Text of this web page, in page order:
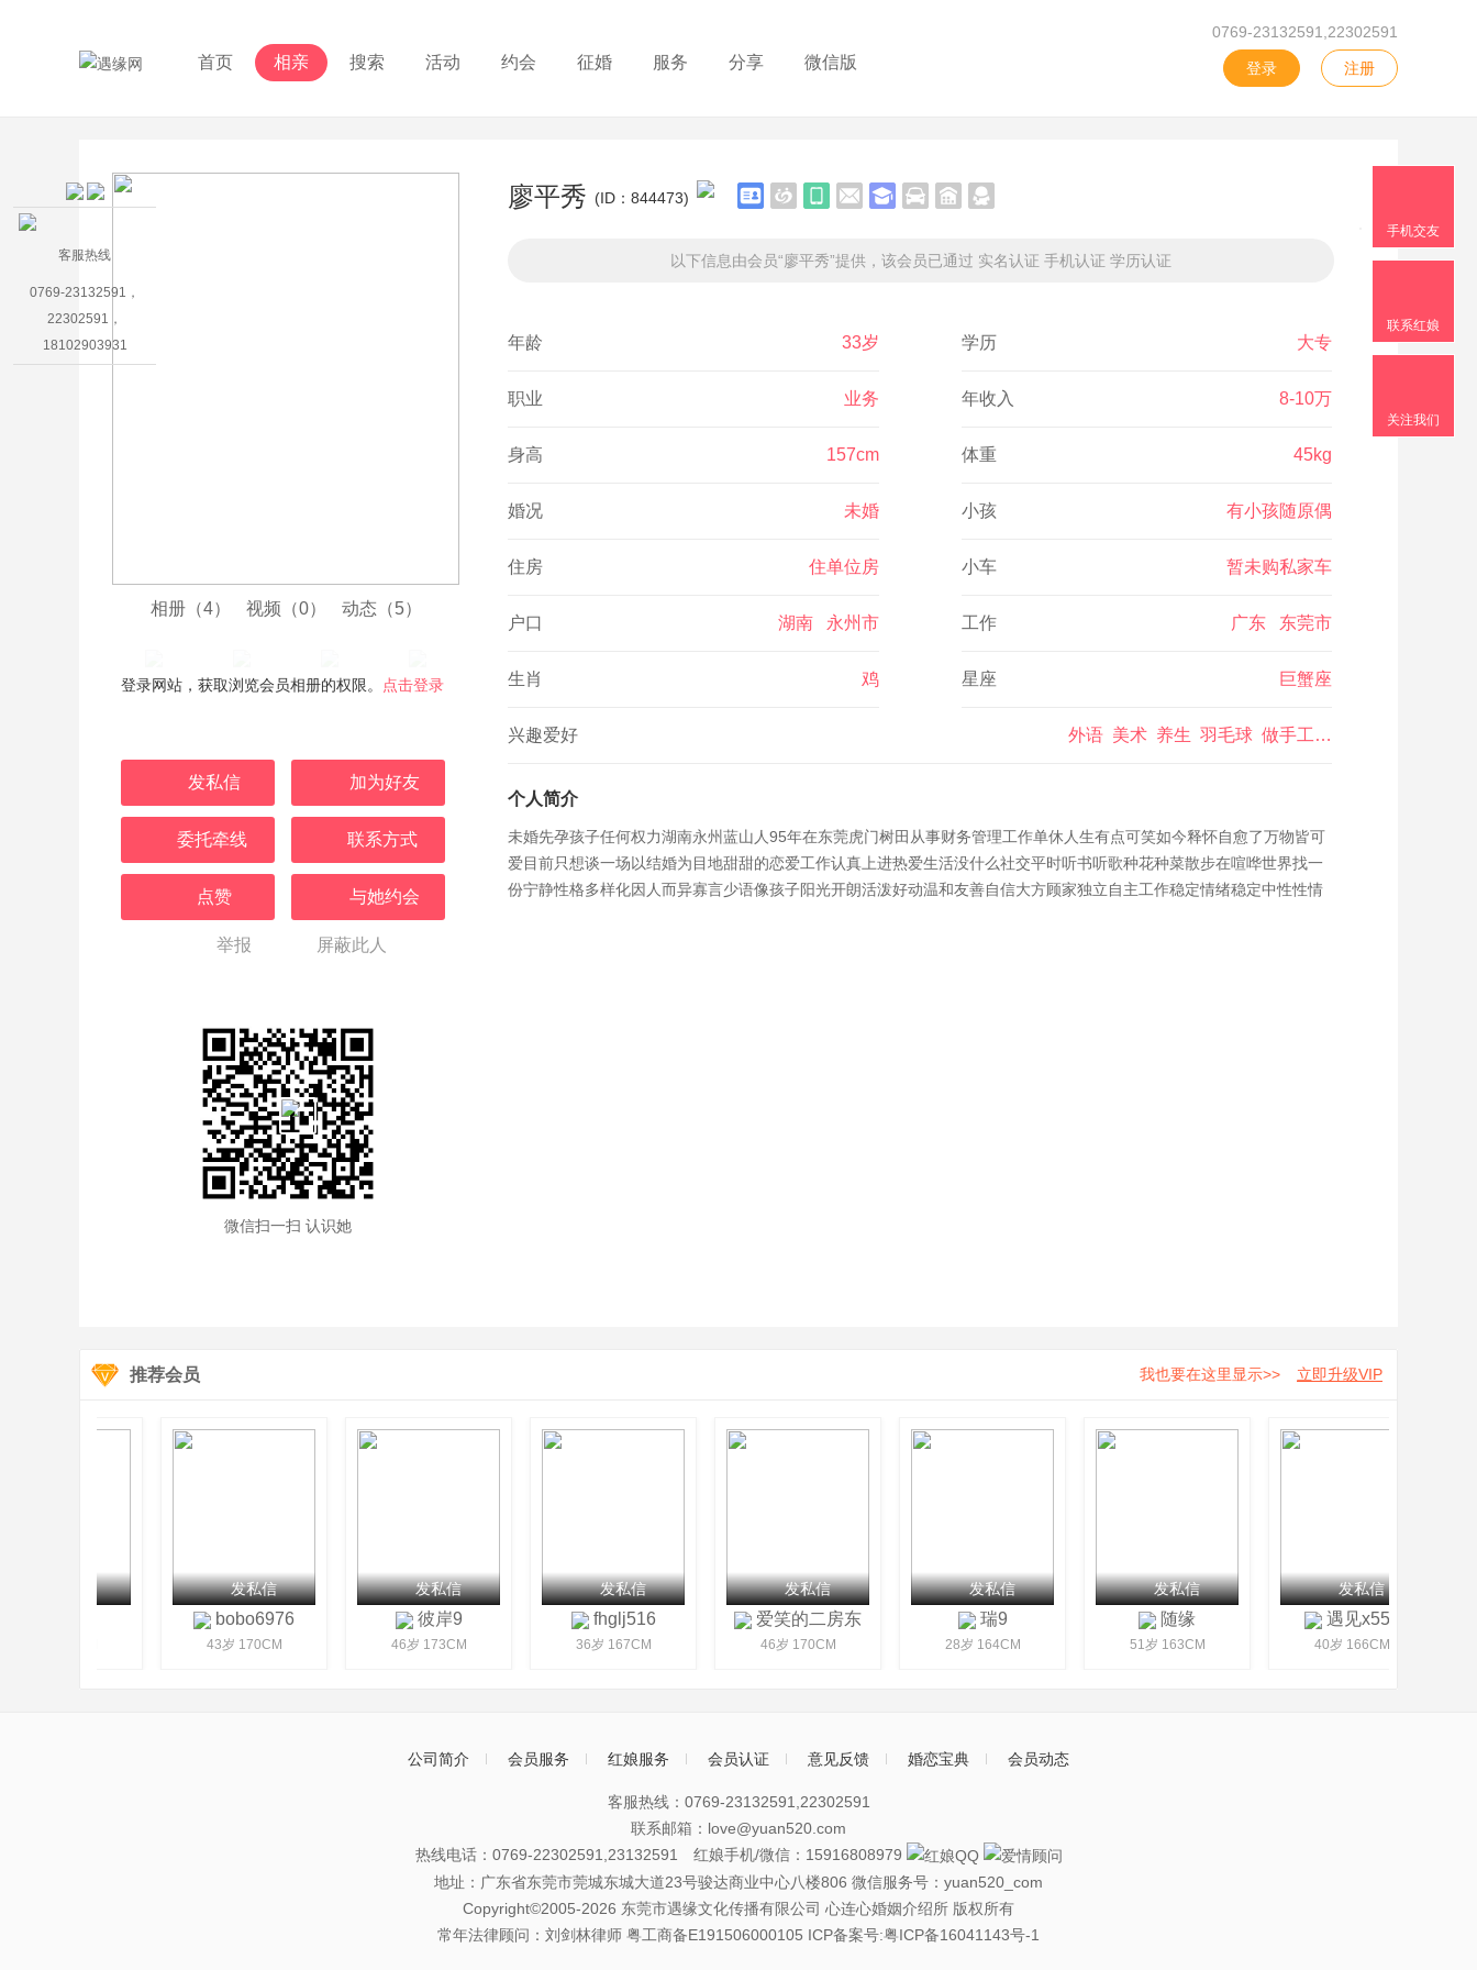
首页 相亲 搜索 活动 约会 征婚 服务 分享 微信版
0769-23132591,22302591
登录 注册
相册（4） 视频（0） 动态（5）
登录网站，获取浏览会员相册的权限。 点击登录
发私信 加为好友
委托牵线 联系方式
点赞 与她约会
举报 屏蔽此人
廖平秀 (ID：844473)
以下信息由会员“廖平秀”提供，该会员已通过 实名认证 手机认证 学历认证
年龄 33岁 学历 大专
职业 业务 年收入 8-10万
身高 157cm 体重 45kg
婚况 未婚 小孩 有小孩随原偶
住房 住单位房 小车 暂未购私家车
户口 湖南 永州市 工作 广东 东莞市
生肖 鸡 星座 巨蟹座
兴趣爱好 外语 美术 养生 羽毛球 做手工艺 美食 烹饪 睡觉 做生意 创业 插花
个人简介
未婚先孕孩子任何权力湖南永州蓝山人95年在东莞虎门树田从事财务管理工作单休人生有点可笑如今释怀自愈了万物皆可
爱目前只想谈一场以结婚为目地甜甜的恋爱工作认真上进热爱生活没什么社交平时听书听歌种花种菜散步在喧哗世界找一
份宁静性格多样化因人而异寡言少语像孩子阳光开朗活泼好动温和友善自信大方顾家独立自主工作稳定情绪稳定中性性情
微信扫一扫 认识她
推荐会员 我也要在这里显示>> 立即升级VIP
发私信
bobo6976
43岁 170CM
发私信
彼岸9
46岁 173CM
发私信
fhglj516
36岁 167CM
发私信
爱笑的二房东
46岁 170CM
发私信
瑞9
28岁 164CM
发私信
随缘
51岁 163CM
发私信
遇见x559
40岁 166CM
公司简介 会员服务 红娘服务 会员认证 意见反馈 婚恋宝典 会员动态
客服热线：0769-23132591,22302591
联系邮箱：love@yuan520.com
热线电话：0769-22302591,23132591 红娘手机/微信：15916808979
地址： 广东省东莞市莞城东城大道23号骏达商业中心八楼806 微信服务号：yuan520_com
Copyright©2005-2026 东莞市遇缘文化传播有限公司 心连心婚姻介绍所 版权所有
常年法律顾问：刘剑林律师 粤工商备E191506000105 ICP备案号:粤ICP备16041143号-1
客服热线
0769-23132591，
22302591，
18102903931
手机交友
联系红娘
关注我们